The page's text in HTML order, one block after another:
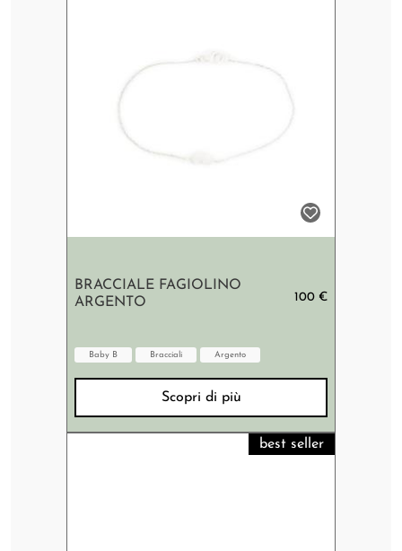
BRACCIALE FAGIOLINO
ARGENTO
100 €
Baby B Bracciali Argento
Scopri di più
best seller